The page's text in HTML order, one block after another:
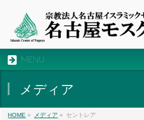
MENU
メディア
HOME » メディア » セントレア